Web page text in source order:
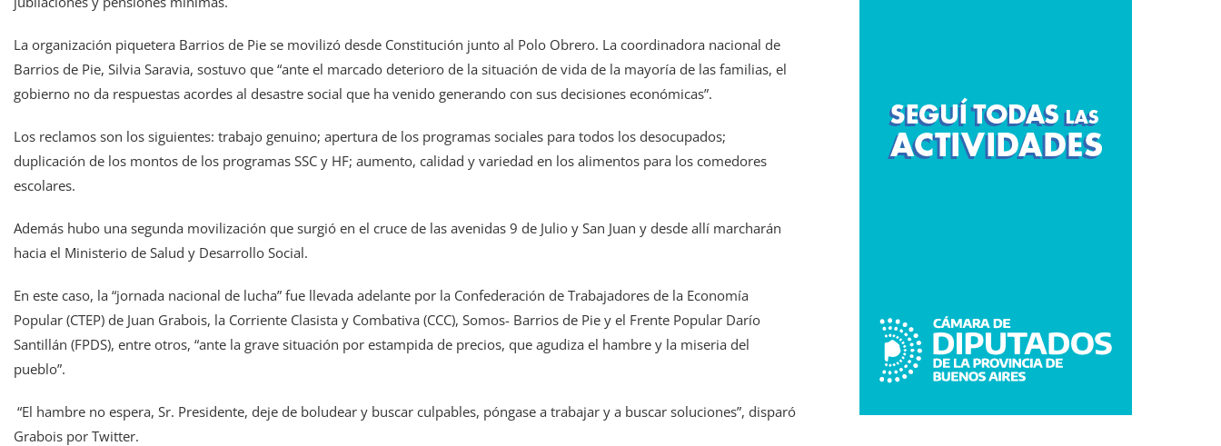
La organización piquetera Barrios de Pie se movilizó desde Constitución junto al Polo Obrero. La coordinadora nacional de
Barrios de Pie, Silvia Saravia, sostuvo que “ante el marcado deterioro de la situación de vida de la mayoría de las familias, el
gobierno no da respuestas acordes al desastre social que ha venido generando con sus decisiones económicas”.
Los reclamos son los siguientes: trabajo genuino; apertura de los programas sociales para todos los desocupados;
duplicación de los montos de los programas SSC y HF; aumento, calidad y variedad en los alimentos para los comedores
escolares.
Además hubo una segunda movilización que surgió en el cruce de las avenidas 9 de Julio y San Juan y desde allí marcharán
hacia el Ministerio de Salud y Desarrollo Social.
En este caso, la “jornada nacional de lucha” fue llevada adelante por la Confederación de Trabajadores de la Economía
Popular (CTEP) de Juan Grabois, la Corriente Clasista y Combativa (CCC), Somos- Barrios de Pie y el Frente Popular Darío
Santillán (FPDS), entre otros, “ante la grave situación por estampida de precios, que agudiza el hambre y la miseria del
pueblo”.
“El hambre no espera, Sr. Presidente, deje de boludear y buscar culpables, póngase a trabajar y a buscar soluciones”, disparó
Grabois por Twitter.